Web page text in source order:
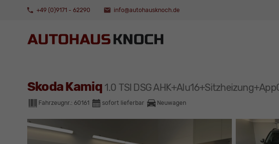
+49 (0)9171 - 62290 info@autohausknoch.de
Skoda Kamiq 1.0 TSI DSG
Fahrzeugnr.: 60161 sofort lieferbar Neuwagen